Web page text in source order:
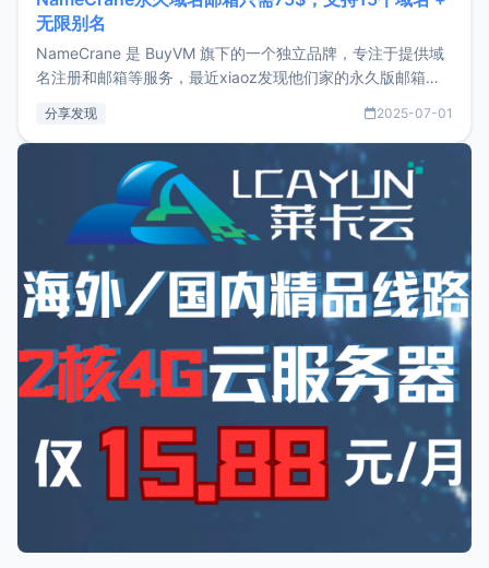
无限别名
NameCrane 是 BuyVM 旗下的一个独立品牌，专注于提供域
名注册和邮箱等服务，最近xiaoz发现他们家的永久版邮箱服
又实惠的域名邮箱，不妨尝试一下 NameCrane。注册
NameCraneNameCrane不支持直接注册，必须要购买
分享发现 2025-07-01